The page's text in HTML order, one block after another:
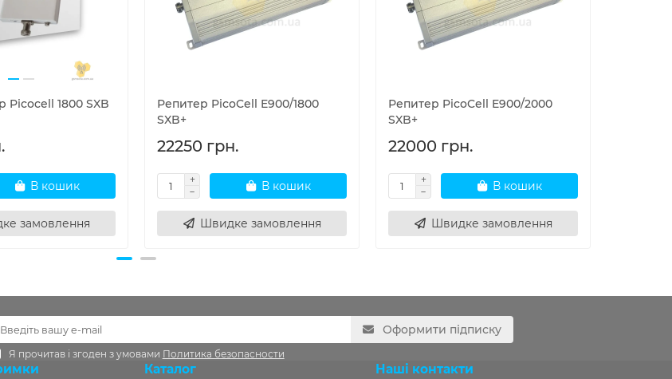
Picocell 1800 SXB
В кошик
замовлення
Репитер PicoCell E900/1800
SXB+
22250 грн.
В кошик
Швидке замовлення
Репитер PicoCell E900/2000
SXB+
22000 грн.
В кошик
Швидке замовлення
Оформити підписку
Я прочитав і згоден з умовами Политика безопасности
Каталог Наші контакти